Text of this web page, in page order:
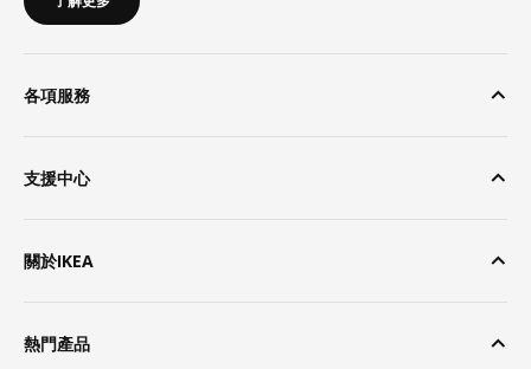
各項服務
支援中心
關於IKEA
熱門產品